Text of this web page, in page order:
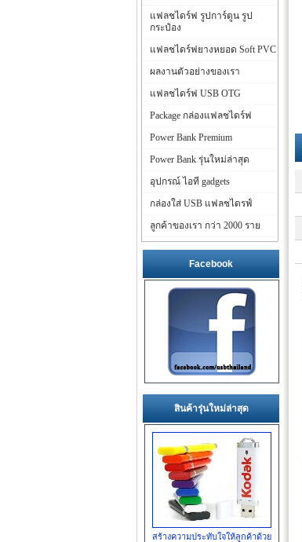
แฟลชไดร์ฟ รูปการ์ตูน รูป
กระป๋อง
แฟลชไดร์ฟยางหยอด Soft PVC
ผลงานตัวอย่างของเรา
แฟลชไดร์ฟ USB OTG
Package กล่องแฟลชไดร์ฟ
Power Bank Premium
Power Bank รุ่นใหม่ล่าสุด
อุปกรณ์ ไอที gadgets
กล่องใส่ USB แฟลชไดรฟ์
ลูกค้าของเรา กว่า 2000 ราย
Facebook
สินค้ารุ่นใหม่ล่าสุด
สร้างความประทับใจให้ลูกค้าด้วย